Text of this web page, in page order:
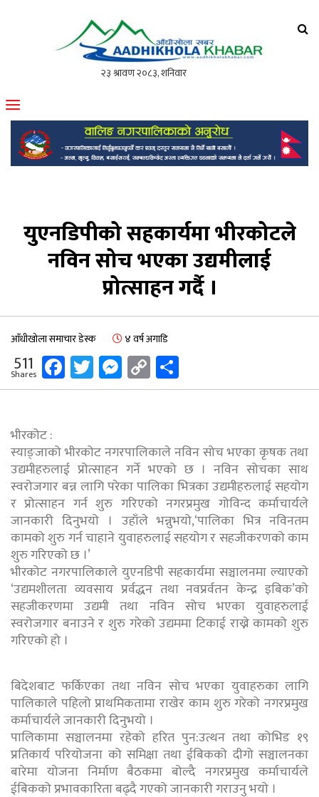
मोफसलकै लोकप्रिय अनलाइन पत्रिका
युएनडिपीको सहकार्यमा भीरकोटले
नविन सोच भएका उद्यमीलाई
प्रोत्साहन गर्दै ।
आँधीखोला समाचार डेस्क ४ वर्ष अगाडि
511
Shares Facebook
Twitter
Messenger
Copy
Link
भीरकोट :
स्याङ्जाको भीरकोट नगरपालिकाले नविन सोच भएका कृषक तथा
उद्यमीहरुलाई प्रोत्साहन गर्ने भएको छ । नविन सोचका साथ
स्वरोजगार बन्न लागि परेका पालिका भित्रका उद्यमीहरुलाई सहयोग
र प्रोत्साहन गर्न शुरु गरिएको नगरप्रमुख गोविन्द कर्माचार्यले
जानकारी दिनुभयो । उहाँले भन्नुभयो,‘पालिका भित्र नविनतम
कामको शुरु गर्न चाहाने युवाहरुलाई सहयोग र सहजीकरणको काम
शुरु गरिएको छ ।’
भीरकोट नगरपालिकाले युएनडिपी सहकार्यमा सञ्चालनमा ल्याएको
‘उद्यमशीलता व्यवसाय प्रर्वद्धन तथा नवप्रर्वतन केन्द्र इबिक’को
सहजीकरणमा उद्यमी तथा नविन सोच भएका युवाहरुलाई
स्वरोजगार बनाउने र शुरु गरेको उद्यममा टिकाई राख्ने कामको शुरु
गरिएको हो ।
बिदेशबाट फर्किएका तथा नविन सोच भएका युवाहरुका लागि
पालिकाले पहिलो प्राथमिकतामा राखेर काम शुरु गरेको नगरप्रमुख
कर्माचार्यले जानकारी दिनुभयो ।
पालिकामा सञ्चालनमा रहेको हरित पुन:उत्थन तथा कोभिड १९
प्रतिकार्य परियोजना को समिक्षा तथा ईबिकको दीगो सञ्चालनका
बारेमा योजना निर्माण बैठकमा बोल्दै नगरप्रमुख कर्माचार्यले
ईबिकको प्रभावकारिता बढ्दै गएको जानकारी गराउनु भयो ।